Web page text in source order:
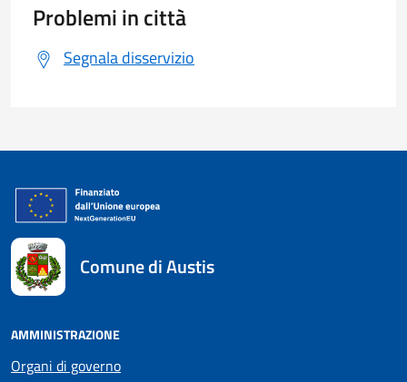
Problemi in città
Segnala disservizio
Comune di Austis
AMMINISTRAZIONE
Organi di governo